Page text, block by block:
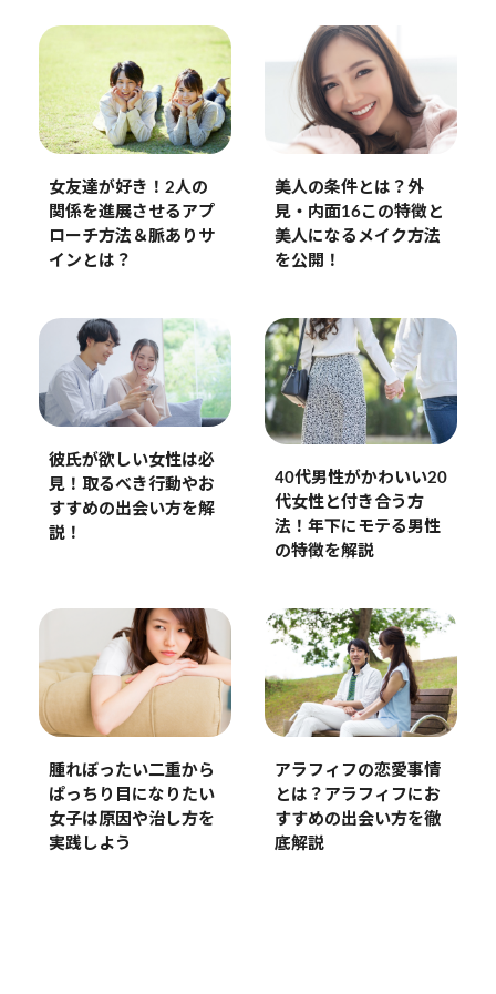
女友達が好き！2人の
関係を進展させるアプ
ローチ方法＆脈ありサ
インとは？
美人の条件とは？外
見・内面16この特徴と
美人になるメイク方法
を公開！
彼氏が欲しい女性は必
見！取るべき行動やお
すすめの出会い方を解
説！
40代男性がかわいい20
代女性と付き合う方
法！年下にモテる男性
の特徴を解説
腫れぼったい二重から
ぱっちり目になりたい
女子は原因や治し方を
実践しよう
アラフィフの恋愛事情
とは？アラフィフにお
すすめの出会い方を徹
底解説